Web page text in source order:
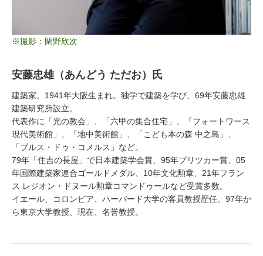
※撮影：閑野欣次
安藤忠雄（あんどう ただお）氏
建築家。1941年大阪生まれ。独学で建築を学び、69年安藤忠雄
建築研究所設立。
代表作に「光の教会」、「六甲の集合住宅」、「フォートワース
現代美術館」、「地中美術館」、「こども本の森 中之島」、
「ブルス・ドゥ・コメルス」など。
79年「住吉の長屋」で日本建築学会賞、95年プリツカー賞、05
年国際建築家連合ゴールドメダル、10年文化勲章、21年フラン
ス レジオン・ドヌール勲章コマンドゥールなど受賞多数。
イエール、コロンビア、ハーバード大学の客員教授歴任。97年か
ら東京大学教授、現在、名誉教授。